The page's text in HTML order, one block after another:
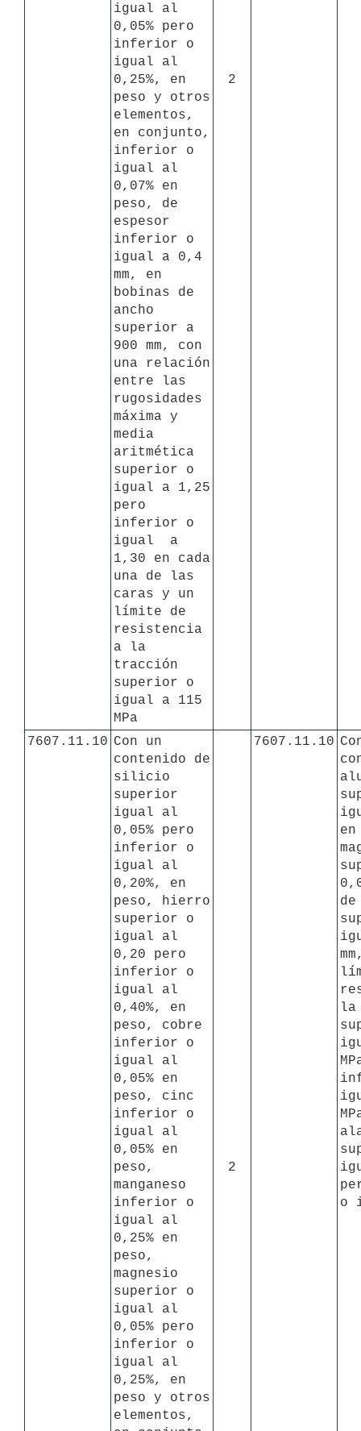
igual al
0,05% pero
inferior o
igual al
0,25%, en
peso y otros
elementos,
en conjunto,
inferior o
igual al
0,07% en
peso, de
espesor
inferior o
igual a 0,4
mm, en
bobinas de
ancho
superior a
900 mm, con
una relación
entre las
rugosidades
máxima y
media
aritmética
superior o
igual a 1,25
pero
inferior o
igual  a
1,30 en cada
una de las
caras y un
límite de
resistencia
a la
tracción
superior o
igual a 115
MPa
2
7607.11.10 Con un
contenido de
silicio
superior
igual al
0,05% pero
inferior o
igual al
0,20%, en
peso, hierro
superior o
igual al
0,20 pero
inferior o
igual al
0,40%, en
peso, cobre
inferior o
igual al
0,05% en
peso, cinc
inferior o
igual al
0,05% en
peso,
manganeso
inferior o
igual al
0,25% en
peso,
magnesio
superior o
igual al
0,05% pero
inferior o
igual al
0,25%, en
peso y otros
elementos,
2
7607.11.10
la
o